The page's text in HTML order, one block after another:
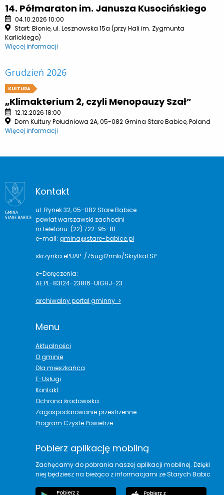
14. Półmaraton im. Janusza Kusocińskiego
04.10.2026 10:00
Start: Błonie, ul. Lesznowska 15a (przy Hali im. Zygmunta
Karlickiego)
Więcej informacji
Grudzień 2026
KULTURA
„Klimakterium 2, czyli Menopauzy Szał”
12.12.2026 18:00
Dom Kultury Południowa 2A, 05-082 Gmina Stare Babice, Poland
Więcej informacji
Kontakt
ul. Rynek 32, 05-082 Stare Babice
powiat warszawski zachodni
nr telefonu: (22) 722-95-81
e-mail: gmina@stare-babice.pl
skrzynka ePUAP: /75ug12rmki/SkrytkaESP
e-Doręczenia:
AE:PL-83124-23816-UIGHJ-23
archiwalny portal gminny >
Menu
Aktualności
O gminie
Dla mieszkańca
E-Usługi
Kontakt
Ochrona środowiska
Zagospodarowanie przestrzenne
Program Czyste Powietrze
Pobierz aplikację mobilną
Zachęcamy do pobrania naszej aplikacji mobilnej. Dzięki
niej będziesz na bieżąco z informacjami ze Starych Babic